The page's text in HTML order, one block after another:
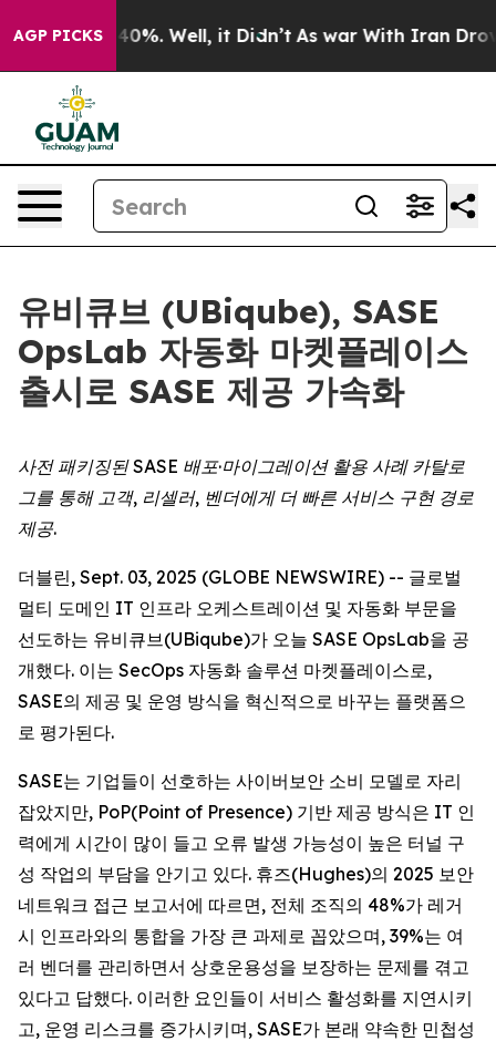
AGP PICKS
Around 40%. Well, it Didn’t As war With Iran Drove
유비큐브 (UBiqube), SASE
OpsLab 자동화 마켓플레이스
출시로 SASE 제공 가속화
사전 패키징된 SASE 배포·마이그레이션 활용 사례 카탈로
그를 통해 고객, 리셀러, 벤더에게 더 빠른 서비스 구현 경로
제공.
더블린, Sept. 03, 2025 (GLOBE NEWSWIRE) -- 글로벌
멀티 도메인 IT 인프라 오케스트레이션 및 자동화 부문을
선도하는 유비큐브(UBiqube)가 오늘 SASE OpsLab을 공
개했다. 이는 SecOps 자동화 솔루션 마켓플레이스로,
SASE의 제공 및 운영 방식을 혁신적으로 바꾸는 플랫폼으
로 평가된다.
SASE는 기업들이 선호하는 사이버보안 소비 모델로 자리
잡았지만, PoP(Point of Presence) 기반 제공 방식은 IT 인
력에게 시간이 많이 들고 오류 발생 가능성이 높은 터널 구
성 작업의 부담을 안기고 있다. 휴즈(Hughes)의 2025 보안
네트워크 접근 보고서에 따르면, 전체 조직의 48%가 레거
시 인프라와의 통합을 가장 큰 과제로 꼽았으며, 39%는 여
러 벤더를 관리하면서 상호운용성을 보장하는 문제를 겪고
있다고 답했다. 이러한 요인들이 서비스 활성화를 지연시키
고, 운영 리스크를 증가시키며, SASE가 본래 약속한 민첩성